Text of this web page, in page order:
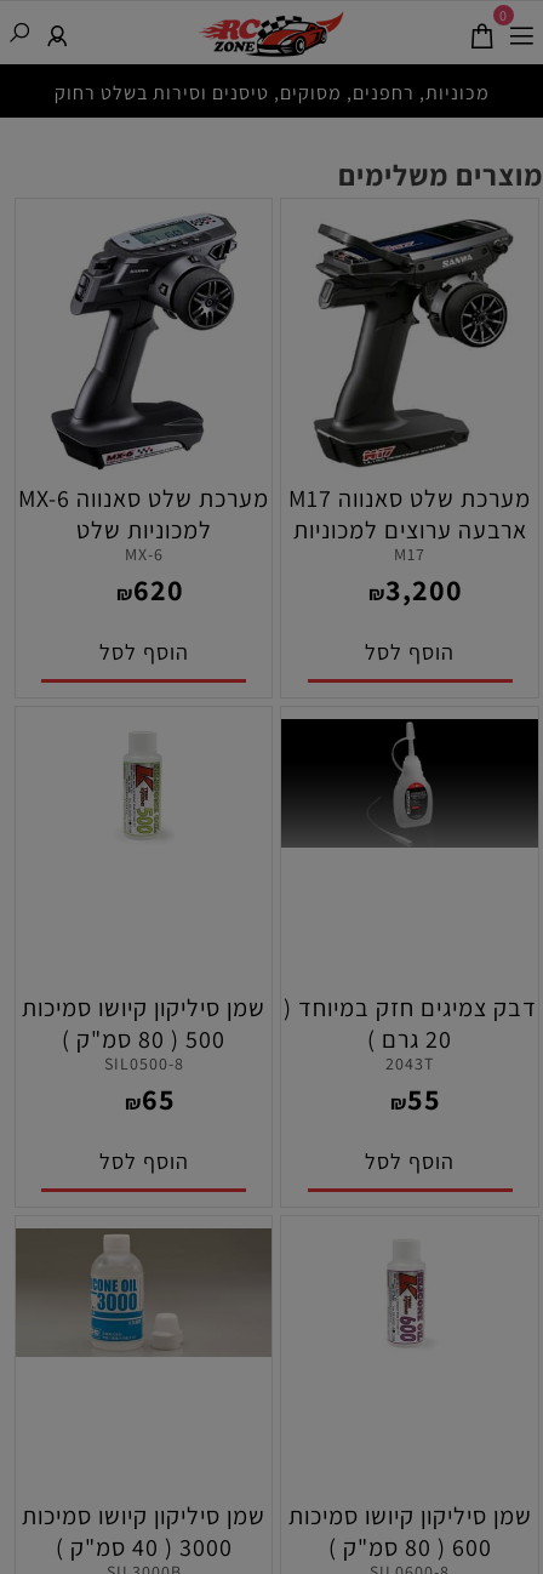
מכוניות, רחפנים, מסוקים, טיסנים וסירות בשלט רחוק
0
מוצרים משלימים
מערכת שלט סאנווה M17
ארבעה ערוצים למכוניות
שלט
M17
₪3,200
הוסף לסל
מערכת שלט סאנווה MX-6
למכוניות שלט
MX-6
₪620
הוסף לסל
דבק צמיגים חזק במיוחד (
20 גרם )
2043T
₪55
הוסף לסל
שמן סיליקון קיושו סמיכות
500 ( 80 סמ"ק )
SIL0500-8
₪65
הוסף לסל
שמן סיליקון קיושו סמיכות
600 ( 80 סמ"ק )
שמן סיליקון קיושו סמיכות
3000 ( 40 סמ"ק )